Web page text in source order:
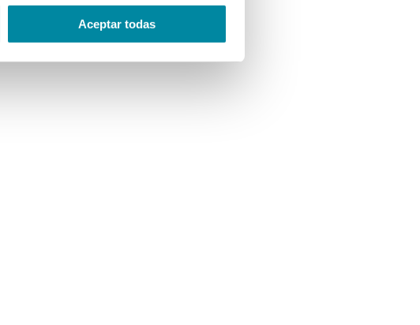
Aceptar todas